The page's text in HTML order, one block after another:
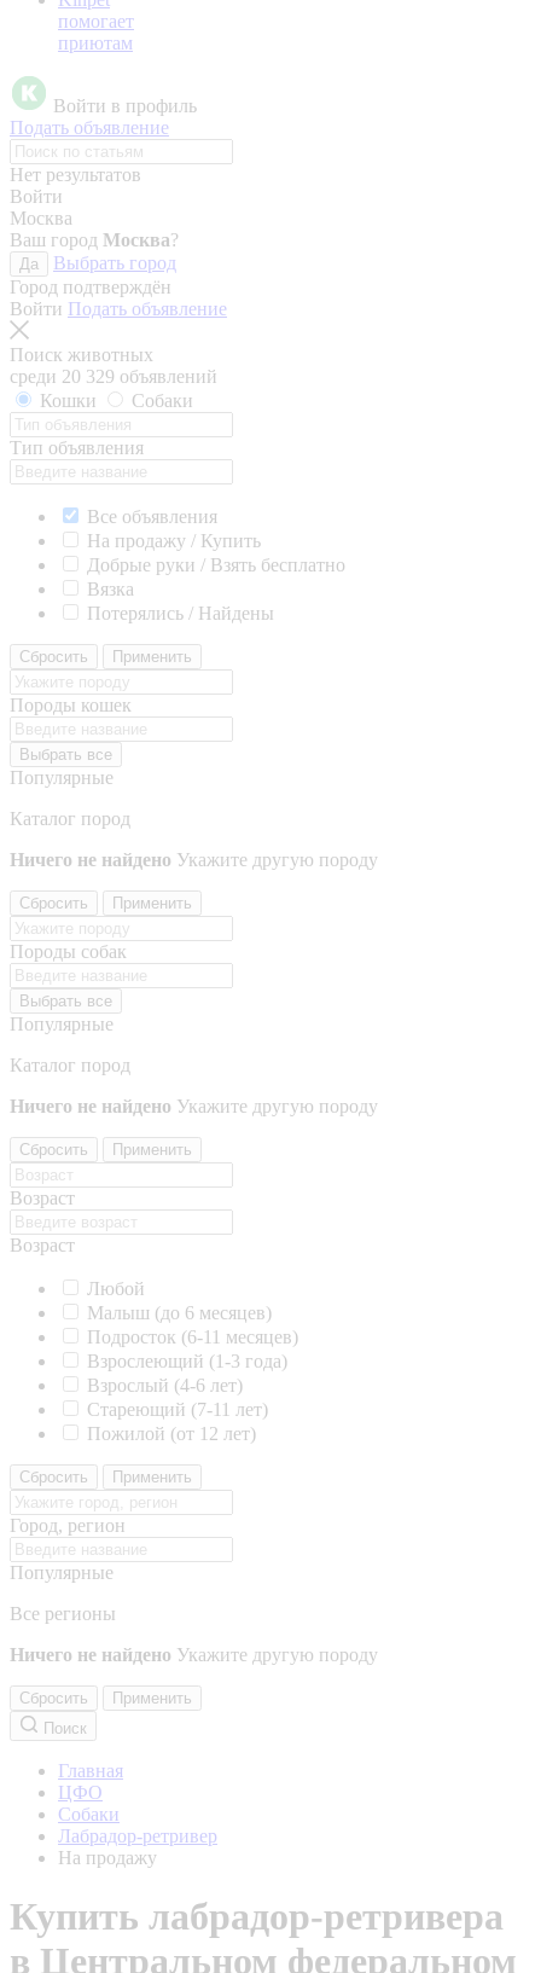
помогает
приютам
Войти в профиль
Подать объявление
Нет результатов
Войти
Москва
Ваш город Москва?
Да
Выбрать город
Город подтверждён
Войти Подать объявление
Поиск животных
среди 20 329 объявлений
Кошки
Собаки
Тип объявления
Все объявления
На продажу / Купить
Добрые руки / Взять бесплатно
Вязка
Потерялись / Найдены
Сбросить Применить
Породы кошек
Выбрать все
Популярные
Каталог пород
Ничего не найдено Укажите другую породу
Сбросить Применить
Породы собак
Выбрать все
Популярные
Каталог пород
Ничего не найдено Укажите другую породу
Сбросить Применить
Возраст
Возраст
Любой
Малыш (до 6 месяцев)
Подросток (6-11 месяцев)
Взрослеющий (1-3 года)
Взрослый (4-6 лет)
Стареющий (7-11 лет)
Пожилой (от 12 лет)
Сбросить Применить
Город, регион
Популярные
Все регионы
Ничего не найдено Укажите другую породу
Сбросить
Применить
Поиск
Главная
ЦФО
Собаки
Лабрадор-ретривер
На продажу
Купить лабрадор-ретривера
в Центральном федеральном